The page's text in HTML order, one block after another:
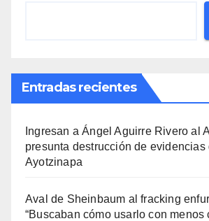
Entradas recientes
Ingresan a Ángel Aguirre Rivero al
presunta destrucción de evidencias
Ayotzinapa
Aval de Sheinbaum al fracking
“Buscaban cómo usarlo con menos